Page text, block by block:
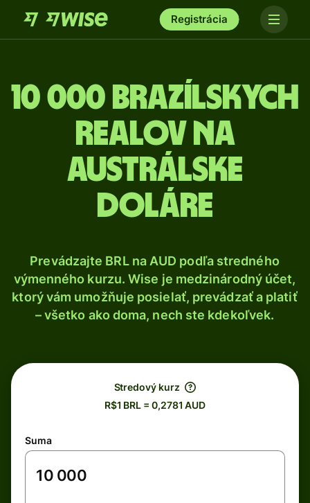
Registrácia
10 000 Brazílskych
realov na
austrálske
doláre
Prevádzajte BRL na AUD podľa stredného
výmenného kurzu. Wise je medzinárodný účet,
ktorý vám umožňuje posielať, prevádzať a platiť
– všetko ako doma, nech ste kdekoľvek.
Stredový kurz
R$1 BRL = 0,2781 AUD
Suma